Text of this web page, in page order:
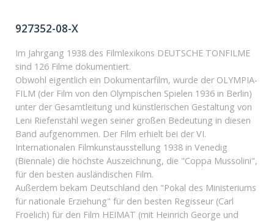
927352-08-X
Im Jahrgang 1938 des Filmlexikons DEUTSCHE TONFILME
sind 126 Filme dokumentiert.
Obwohl eigentlich ein Dokumentarfilm, wurde der OLYMPIA-
FILM (der Film von den Olympischen Spielen 1936 in Berlin)
unter der Gesamtleitung und künstlerischen Gestaltung von
Leni Riefenstahl wegen seiner großen Bedeutung in diesen
Band aufgenommen. Der Film erhielt bei der VI.
Internationalen Filmkunstausstellung 1938 in Venedig
(Biennale) die höchste Auszeichnung, die "Coppa Mussolini",
für den besten ausländischen Film.
Außerdem bekam Deutschland den "Pokal des Ministeriums
für nationale Erziehung" für den besten Regisseur (Carl
Froelich) für den Film HEIMAT (mit Heinrich George und